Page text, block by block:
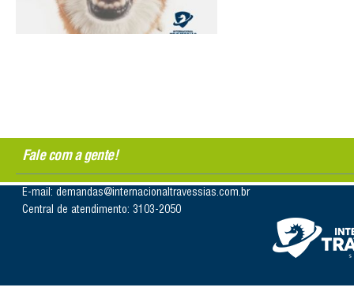
Fale com a gente!
E-mail: demandas@internacionaltravessias.com.br
Central de atendimento: 3103-2050